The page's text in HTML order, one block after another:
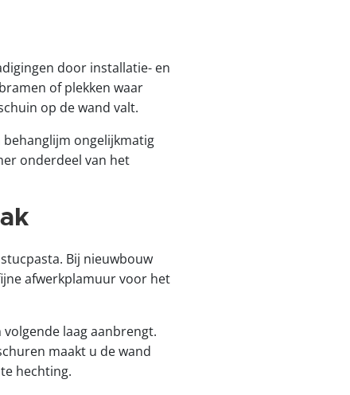
door installatie- en
of plekken waar
op de wand valt.
ongelijkmatig
onderdeel van het
Bij nieuwbouw
afwerkplamuur voor het
laag aanbrengt.
maakt u de wand
hechting.